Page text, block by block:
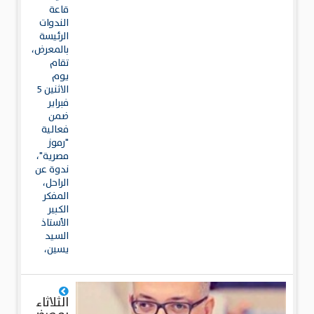
قاعة
الندوات
الرئيسة
بالمعرض،
تقام
يوم
الاثنين 5
فبراير
ضمن
فعالية
"رموز
مصرية"،
ندوة عن
الراحل،
المفكر
الكبير
الأستاذ
السيد
يسين،
الثلاثاء